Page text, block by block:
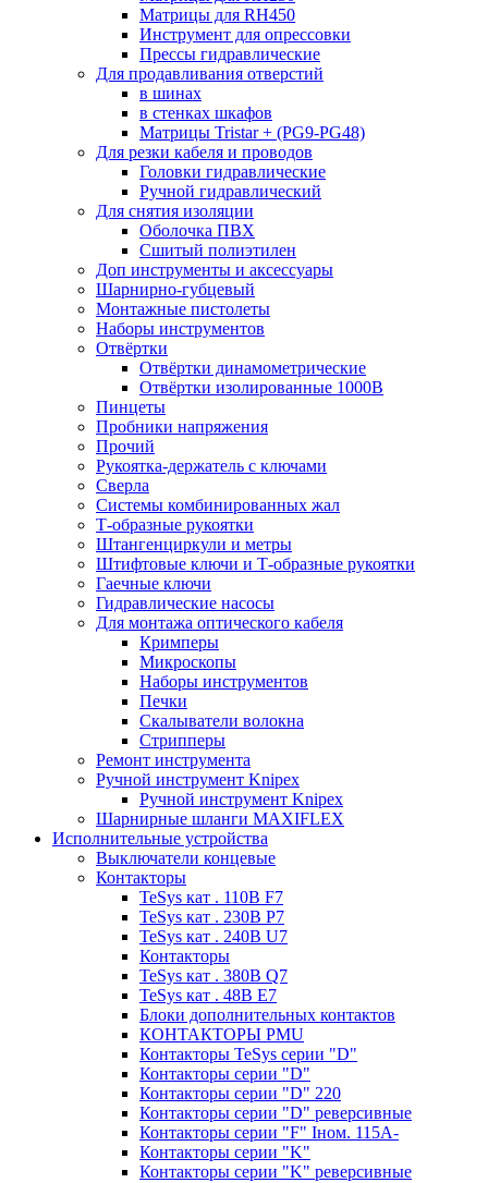
Матрицы для RH450
Инструмент для опрессовки
Прессы гидравлические
Для продавливания отверстий
в шинах
в стенках шкафов
Матрицы Tristar + (PG9-PG48)
Для резки кабеля и проводов
Головки гидравлические
Ручной гидравлический
Для снятия изоляции
Оболочка ПВХ
Сшитый полиэтилен
Доп инструменты и аксессуары
Шарнирно-губцевый
Монтажные пистолеты
Наборы инструментов
Отвёртки
Отвёртки динамометрические
Отвёртки изолированные 1000В
Пинцеты
Пробники напряжения
Прочий
Рукоятка-держатель с ключами
Сверла
Системы комбинированных жал
Т-образные рукоятки
Штангенциркули и метры
Штифтовые ключи и Т-образные рукоятки
Гаечные ключи
Гидравлические насосы
Для монтажа оптического кабеля
Кримперы
Микроскопы
Наборы инструментов
Печки
Скалыватели волокна
Стрипперы
Ремонт инструмента
Ручной инструмент Knipex
Ручной инструмент Knipex
Шарнирные шланги MAXIFLEX
Исполнительные устройства
Выключатели концевые
Контакторы
TeSys кат . 110В F7
TeSys кат . 230В P7
TeSys кат . 240В U7
Контакторы
TeSys кат . 380В Q7
TeSys кат . 48В E7
Блоки дополнительных контактов
КОНТАКТОРЫ PMU
Контакторы TeSys серии "D"
Контакторы серии "D"
Контакторы серии "D" 220
Контакторы серии "D" реверсивные
Контакторы серии "F" Iном. 115А-
Контакторы серии "K"
Контакторы серии "K" реверсивные